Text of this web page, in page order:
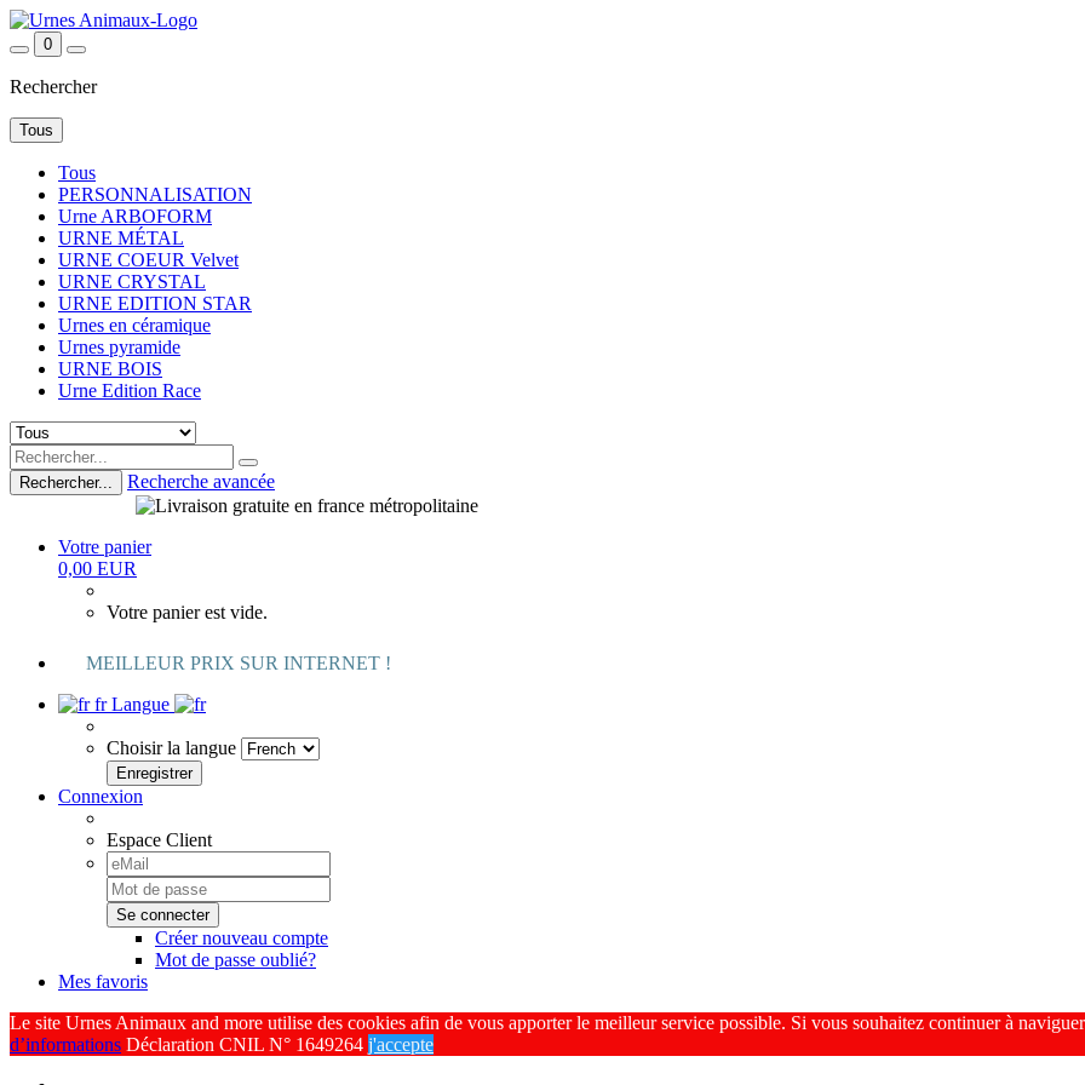
0
Rechercher
Tous
Tous
PERSONNALISATION
Urne ARBOFORM
URNE MÉTAL
URNE COEUR Velvet
URNE CRYSTAL
URNE EDITION STAR
Urnes en céramique
Urnes pyramide
URNE BOIS
Urne Edition Race
Rechercher... Recherche avancée
Votre panier
0,00 EUR
Votre panier est vide.
MEILLEUR PRIX SUR INTERNET !
frLangue
Choisir la langue
Connexion
Espace Client
Créer nouveau compte
Mot de passe oublié?
Mes favoris
Le site Urnes Animaux and more utilise des cookies afin de vous apporter le meilleur service possible. Si vous souhaitez continuer à
d’informations Déclaration CNIL N° 1649264 j'accepte